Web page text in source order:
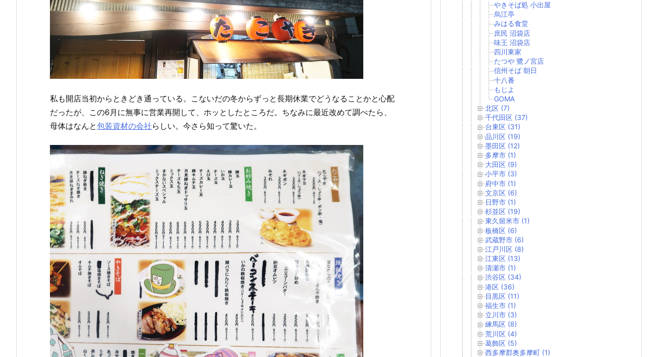
私も開店当初からときどき通っている。こないだの冬からずっと長期休業でどうなることかと心配
だったが、この6月に無事に営業再開して、ホッとしたところだ。ちなみに最近改めて調べたら、
母体はなんと包装資材の会社らしい。今さら知って驚いた。
やきそば処 小出屋
烏江亭
みはる食堂
庶民 沼袋店
味王 沼袋店
四川東家
たつや 鷺ノ宮店
信州そば 朝日
十八番
もじよ
GOMA
北区 (7)
千代田区 (37)
台東区 (31)
品川区 (19)
墨田区 (12)
多摩市 (1)
大田区 (9)
小平市 (3)
府中市 (1)
文京区 (6)
日野市 (1)
杉並区 (19)
東久留米市 (1)
板橋区 (6)
武蔵野市 (6)
江戸川区 (8)
江東区 (13)
清瀬市 (1)
渋谷区 (34)
港区 (36)
目黒区 (11)
福生市 (1)
立川市 (3)
練馬区 (8)
荒川区 (4)
葛飾区 (5)
西多摩郡奥多摩町 (1)